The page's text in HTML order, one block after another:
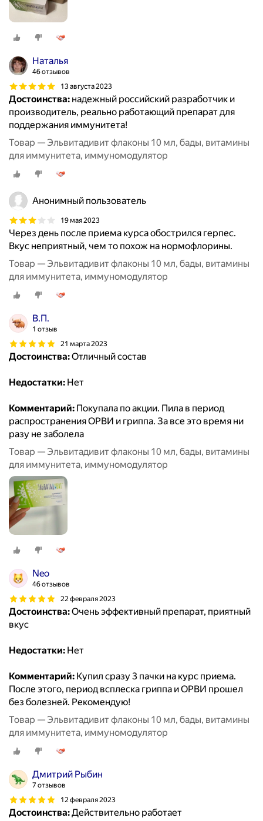
Наталья
46 отзывов
13 августа 2023
Достоинства: надежный российский разработчик и
производитель, реально работающий препарат для
поддержания иммунитета!
Товар — Эльвитадивит флаконы 10 мл, бады, витамины
для иммунитета, иммуномодулятор
Анонимный пользователь
19 мая 2023
Через день после приема курса обострился герпес.
Вкус неприятный, чем то похож на нормофлорины.
Товар — Эльвитадивит флаконы 10 мл, бады, витамины
для иммунитета, иммуномодулятор
В.П.
1 отзыв
21 марта 2023
Достоинства:Отличный состав
Недостатки: Нет
Комментарий: Покупала по акции. Пила в период
распространения ОРВИ и гриппа. За все это время ни
разу не заболела
Товар — Эльвитадивит флаконы 10 мл, бады, витамины
для иммунитета, иммуномодулятор
Neo
46 отзывов
22 февраля 2023
Достоинства:Очень эффективный препарат, приятный
вкус
Недостатки: Нет
Комментарий: Купил сразу 3 пачки на курс приема.
После этого, период всплеска гриппа и ОРВИ прошел
без болезней. Рекомендую!
Товар — Эльвитадивит флаконы 10 мл, бады, витамины
для иммунитета, иммуномодулятор
Дмитрий Рыбин
7 отзывов
12 февраля 2023
Достоинства:Действительно работает